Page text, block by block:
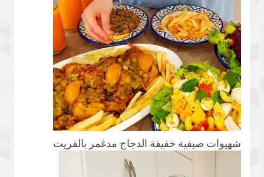
شهيوات صيفية خفيفة الدجاج مدغمر بالفريت